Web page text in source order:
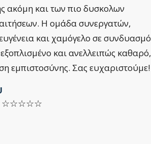
ακόμη και των πιο δυσκολων
Η ομάδα συνεργατών,
και χαμόγελο σε συνδυασμό
και ανελλειπώς καθαρό,
εμπιστοσύνης. Σας ευχαριστούμε!
☆☆☆☆☆